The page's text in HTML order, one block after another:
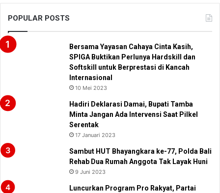
POPULAR POSTS
Bersama Yayasan Cahaya Cinta Kasih,
SPIGA Buktikan Perlunya Hardskill dan
Softskill untuk Berprestasi di Kancah
Internasional
10 Mei 2023
Hadiri Deklarasi Damai, Bupati Tamba
Minta Jangan Ada Intervensi Saat Pilkel
Serentak
17 Januari 2023
Sambut HUT Bhayangkara ke-77, Polda Bali
Rehab Dua Rumah Anggota Tak Layak Huni
9 Juni 2023
Luncurkan Program Pro Rakyat, Partai